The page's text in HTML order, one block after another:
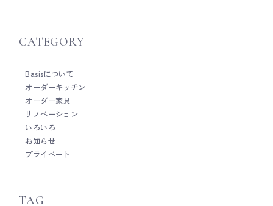
に調味料入れがあると、腰を屈まずに調味料が取り出せるので、見
ンバックのカップボード扉は、通常の開き扉だと扉が大きい分開け
た時にちょっと邪魔になるため、平行に開閉するモノフラット扉を
けたままにしても邪魔にならないだけでなく、開閉時の扉の動きが
とてもなめらかで最高の使い心地が得られるので、カップボードだ
けでなく、洗面ミラーや玄関収納など頻繁に開閉する場所にとても
CATEGORY
Basisについて
オーダーキッチン
オーダー家具
リノベーション
いろいろ
お知らせ
プライベート
TAG